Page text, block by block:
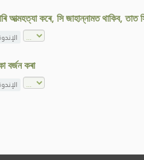
আত্মহত্যা কৰে, সি জাহান্নামত থাকিব, তাত
বৰ্জন কৰা